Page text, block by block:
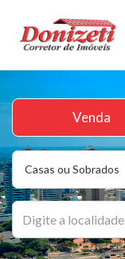
Casas ou Sobrados
Venda